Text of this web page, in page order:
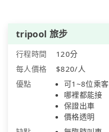
tripool 旅步
行程時間
120分
每人價格
$820/人
優點
可1~8位乘客
哪裡都能接
保證出車
價格透明